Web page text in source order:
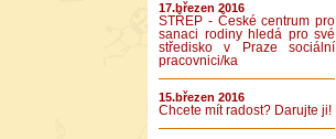
17.březen 2016
STŘEP - České centrum pro
sanaci rodiny hledá pro své
středisko v Praze sociální
pracovnici/ka
15.březen 2016
Chcete mít radost? Darujte ji!